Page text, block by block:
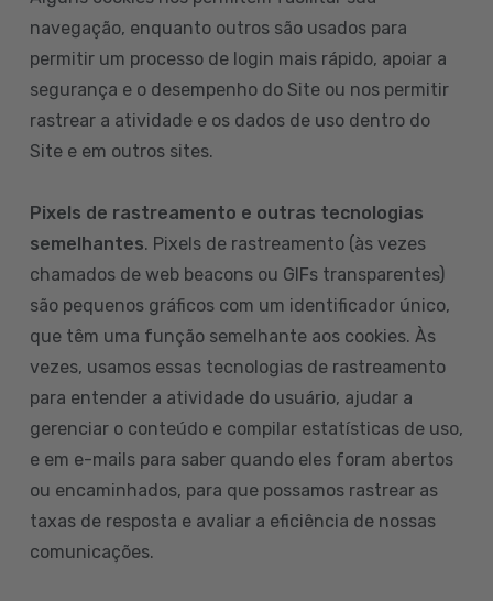
navegação, enquanto outros são usados para
permitir um processo de login mais rápido, apoiar a
segurança e o desempenho do Site ou nos permitir
rastrear a atividade e os dados de uso dentro do
Site e em outros sites.
Pixels de rastreamento e outras tecnologias
semelhantes. Pixels de rastreamento (às vezes
chamados de web beacons ou GIFs transparentes)
são pequenos gráficos com um identificador único,
que têm uma função semelhante aos cookies. Às
vezes, usamos essas tecnologias de rastreamento
para entender a atividade do usuário, ajudar a
gerenciar o conteúdo e compilar estatísticas de uso,
e em e-mails para saber quando eles foram abertos
ou encaminhados, para que possamos rastrear as
taxas de resposta e avaliar a eficiência de nossas
comunicações.